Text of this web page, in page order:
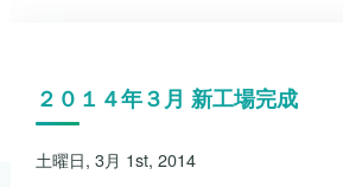
２０１４年３月 新工場完成
土曜日, 3月 1st, 2014